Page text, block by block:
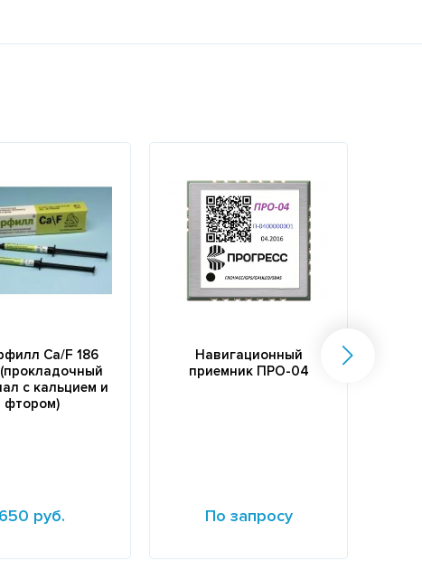
Ca/F 186
с кальцием и
фтором)
650 руб.
Навигационный
приемник ПРО-04
По запросу